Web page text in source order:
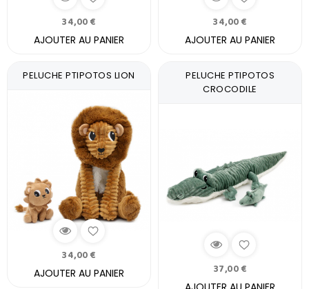
34,00 €
AJOUTER AU PANIER
34,00 €
AJOUTER AU PANIER
PELUCHE PTIPOTOS LION
34,00 €
AJOUTER AU PANIER
PELUCHE PTIPOTOS
CROCODILE
37,00 €